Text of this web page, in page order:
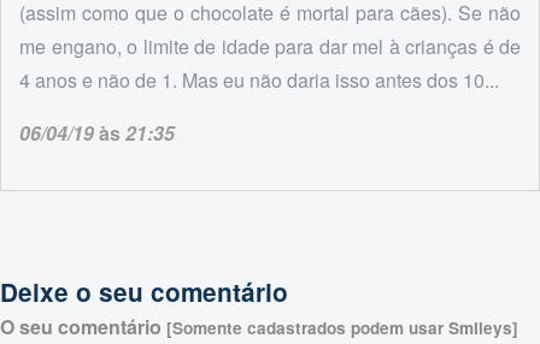
(assim como que o chocolate é mortal para cães). Se não
me engano, o limite de idade para dar mel à crianças é de
4 anos e não de 1. Mas eu não daria isso antes dos 10...
06/04/19às21:35
Deixe o seu comentário
O seu comentário [Somente cadastrados podem usar Smileys]